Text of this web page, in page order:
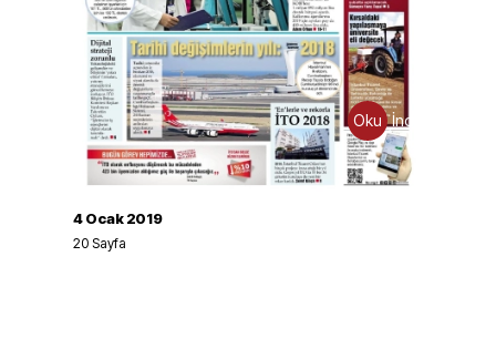
Oku İndir
4 Ocak 2019
20Sayfa